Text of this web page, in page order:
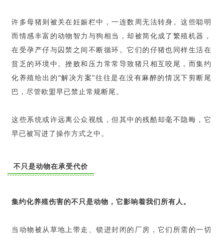
许多母猪则被关在妊娠栏中，一连数周无法转身。这些聪明
而情感丰富的动物智力与狗相当，却被简化成了繁殖机器，
在受孕产仔与囚禁之间不断循环。它们的仔猪也同样生活在
贫乏的环境中。挫败和压力常常导致猪只相互咬尾，而集约
化养殖给出的“解决方案”往往是在没有麻醉的情况下剪断尾
巴，尽管欧盟早已禁止常规断尾。
这些系统或许远离公众视线，但其中的残酷却毫不隐晦，它
早已被写进了操作方式之中。
不只是动物在承受代价
集约化养殖伤害的不只是动物，它影响着我们所有人。
当动物被从草地上带走、锁进封闭的厂房，它们所需的一切